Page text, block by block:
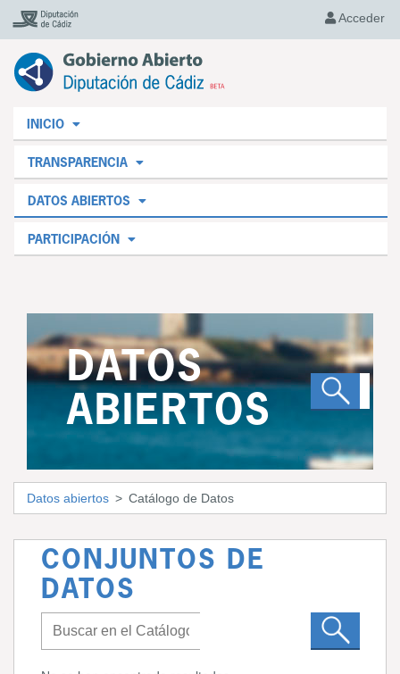
Acceder
INICIO
TRANSPARENCIA
DATOS ABIERTOS
PARTICIPACIÓN
DATOS
ABIERTOS
Datos abiertos Catálogo de Datos
CONJUNTOS DE
DATOS